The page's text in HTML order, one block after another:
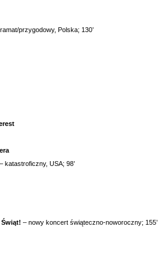
przygodowy, Polska; 130’
katastroficzny, USA; 98’
Świąt! – nowy koncert świąteczno-noworoczny; 155’